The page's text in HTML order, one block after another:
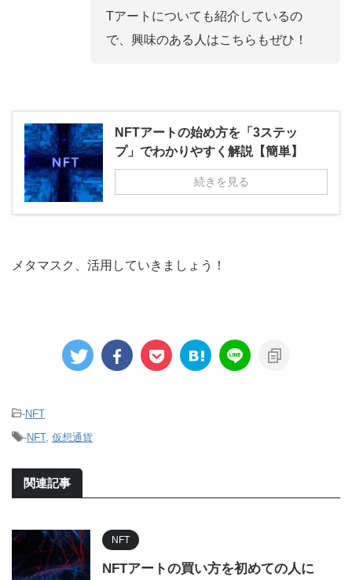
Tアートについても紹介しているの
で、興味のある人はこちらもぜひ！
NFTアートの始め方を「3ステッ
プ」でわかりやすく解説【簡単】
続きを見る
メタマスク、活用していきましょう！
-NFT
-NFT, 仮想通貨
関連記事
NFT
NFTアートの買い方を初めての人に